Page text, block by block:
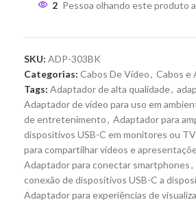
2 Pessoa olhando este produto
SKU: ADP-303BK
Categorias: Cabos De Vídeo, Cabos e
Tags: Adaptador de alta qualidade,
Adaptador de vídeo para uso em
de entretenimento, Adaptador para
dispositivos USB-C em monitores ou
para compartilhar vídeos e
Adaptador para conectar smartphones,
conexão de dispositivos USB-C a
Adaptador para experiências de